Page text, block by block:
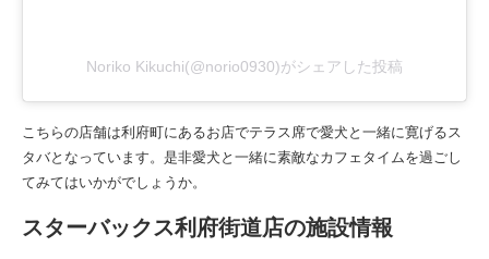
Noriko Kikuchi(@norio0930)がシェアした投稿
こちらの店舗は利府町にあるお店でテラス席で愛犬と一緒に寛げるス
タバとなっています。是非愛犬と一緒に素敵なカフェタイムを過ごし
てみてはいかがでしょうか。
スターバックス利府街道店の施設情報